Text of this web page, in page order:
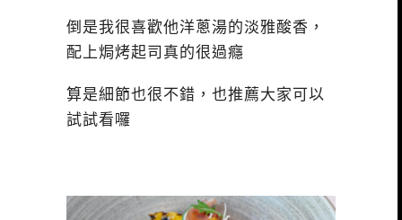
倒是我很喜歡他洋蔥湯的淡雅酸香，
配上焗烤起司真的很過癮
算是細節也很不錯，也推薦大家可以
試試看囉